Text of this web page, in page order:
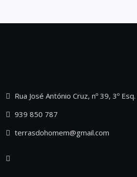
Rua José António Cruz, nº 39, 3º
939 850 787
terrasdohomem@gmail.com